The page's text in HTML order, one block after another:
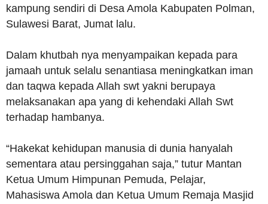
kampung sendiri di Desa Amola Kabupaten Polman,
Sulawesi Barat, Jumat lalu.
Dalam khutbah nya menyampaikan kepada para
jamaah untuk selalu senantiasa meningkatkan iman
dan taqwa kepada Allah swt yakni berupaya
melaksanakan apa yang di kehendaki Allah Swt
terhadap hambanya.
“Hakekat kehidupan manusia di dunia hanyalah
sementara atau persinggahan saja,” tutur Mantan
Ketua Umum Himpunan Pemuda, Pelajar,
Mahasiswa Amola dan Ketua Umum Remaja Masjid